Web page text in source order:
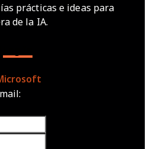
prácticas e ideas para
de la IA.